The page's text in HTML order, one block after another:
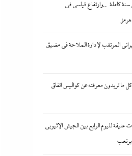
كاملة”..وارتفاع قياسي في
المرتقب لإدارة الملاحة في مضيق
ما تريدون معرفته عن كواليس اتفاق
لليوم الرابع بين الجيش الإثيوبي